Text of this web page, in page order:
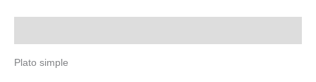
Plato simple